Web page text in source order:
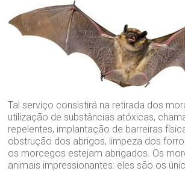
Tal serviço consistirá na retirada dos
utilização de substâncias atóxicas,
repelentes, implantação de barreiras
obstrução dos abrigos, limpeza dos
os morcegos estejam abrigados. Os
animais impressionantes: eles são os